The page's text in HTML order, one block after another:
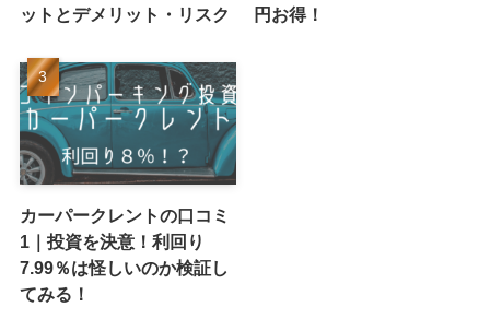
ットとデメリット・リスク
円お得！
カーパークレントの口コミ
1｜投資を決意！利回り
7.99％は怪しいのか検証し
てみる！